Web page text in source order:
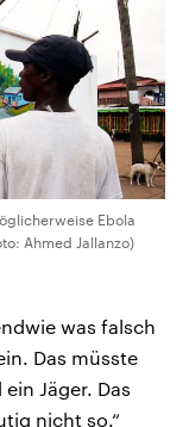
Ebola
Ahmed Jallanzo)
was falsch
Das müsste
Jäger. Das
nicht so.“